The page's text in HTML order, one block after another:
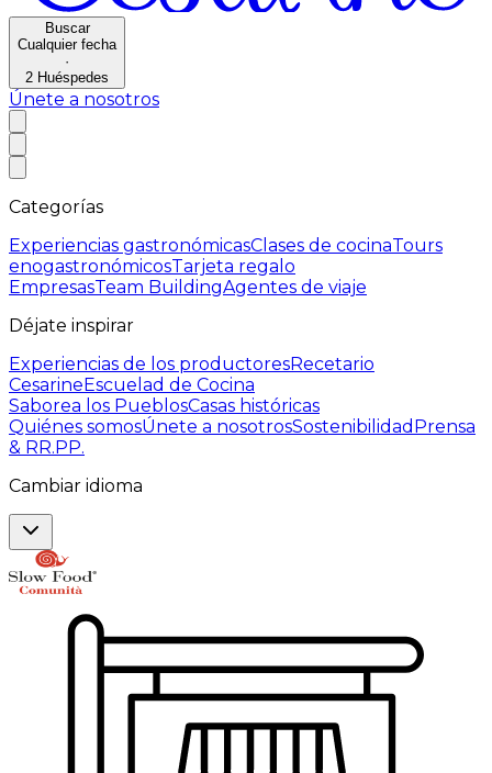
Buscar
Cualquier fecha
·
2 Huéspedes
Únete a nosotros
Categorías
Experiencias gastronómicasClases de cocinaTours
enogastronómicosTarjeta regalo
EmpresasTeam BuildingAgentes de viaje
Déjate inspirar
Experiencias de los productoresRecetario
CesarineEscuelad de Cocina
Saborea los PueblosCasas históricas
Quiénes somosÚnete a nosotrosSostenibilidad Prensa
& RR.PP.
Cambiar idioma